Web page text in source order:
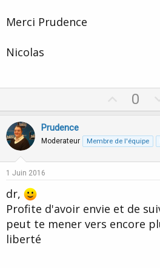
Merci Prudence
Nicolas
p
o
0
Prudence
Moderateur Membre de l'équipe
1 Juin 2016
dr,
Profite d'avoir envie et de
peut te mener vers encore
liberté